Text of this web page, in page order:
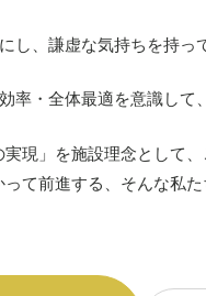
し、謙虚な気持ちを持っ
率・全体最適を意識して
実現」を施設理念として
て前進する、そんな私